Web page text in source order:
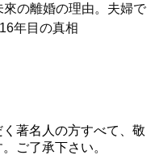
の離婚の理由。夫婦で
年目の真相
著名人の方すべて、敬
ご了承下さい。